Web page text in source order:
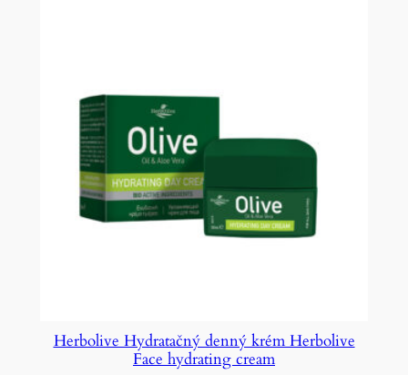
Herbolive Hydratačný denný krém Herbolive
Face hydrating cream